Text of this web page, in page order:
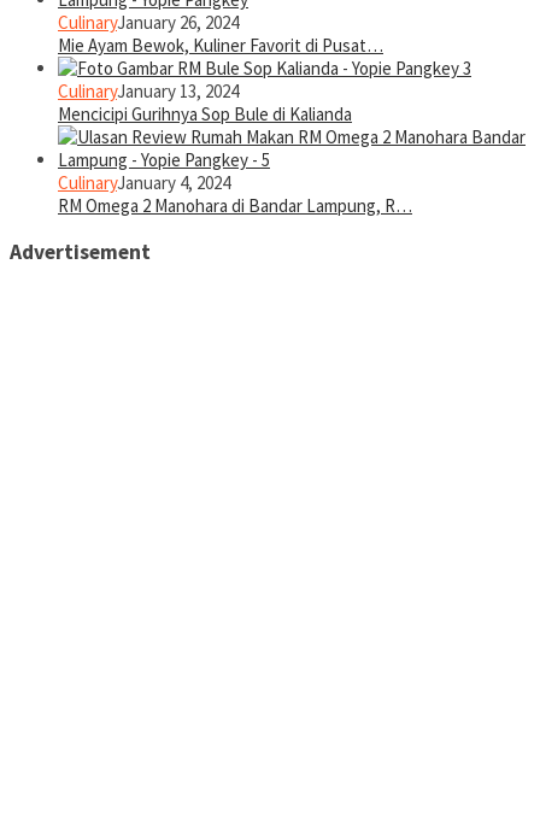
CulinaryJanuary 26, 2024
Mie Ayam Bewok, Kuliner Favorit di Pusat…
CulinaryJanuary 13, 2024
Mencicipi Gurihnya Sop Bule di Kalianda
CulinaryJanuary 4, 2024
RM Omega 2 Manohara di Bandar Lampung, R…
Advertisement